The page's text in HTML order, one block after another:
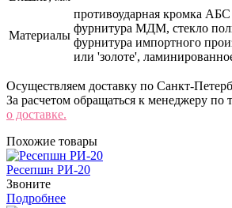
Материалы
противоударная кромка
фурнитура МДМ, стекло
фурнитура импортного
или 'золоте',
Осуществляем доставку по Санкт-
За расчетом обращаться к менеджеру по
о доставке.
Похожие товары
Ресепшн РИ-20
Звоните
Подробнее